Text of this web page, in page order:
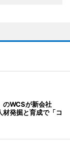
のWCSが新会社
発掘と育成で「コ